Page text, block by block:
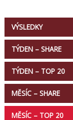
VÝSLEDKY
TÝDEN – SHARE
TÝDEN – TOP 20
MĚSÍC – SHARE
MĚSÍC – TOP 20